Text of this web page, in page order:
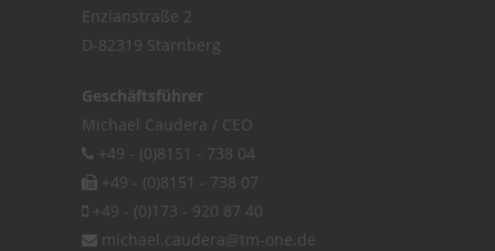
Enzianstraße 2
D-82319 Starnberg
Geschäftsführer
Michael Caudera / CEO
+49 - (0)8151 - 738 04
+49 - (0)8151 - 738 07
+49 - (0)173 - 920 87 40
michael.caudera@tm-one.de